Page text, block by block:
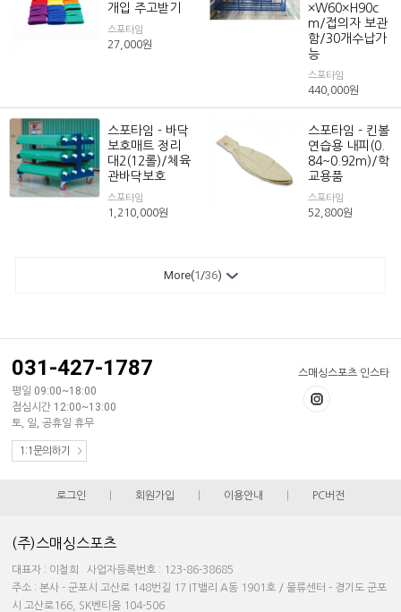
개입 주고받기
스포타임
27,000원
×W60×H90c
m/접의자 보관
함/30개수납가
능
스포타임
440,000원
스포타임 - 바닥
보호매트 정리
대2(12롤)/체육
관바닥보호
스포타임
1,210,000원
스포타임 - 킨볼
연습용 내피(0.
84~0.92m)/학
교용품
스포타임
52,800원
More(1 /36)
스매싱스포츠 인스타
031-427-1787
평일 09:00~18:00
점심시간 12:00~13:00
토, 일, 공휴일 휴무
1:1문의하기
로그인 회원가입 이용안내 PC버전
(주)스매싱스포츠
대표자 : 이철희 사업자등록번호 : 123-86-38685
주소 : 본사 - 군포시 고산로 148번길 17 IT밸리 A동 1901호 / 물류센터 - 경기도 군포
시 고산로166, SK벤티움 104-506